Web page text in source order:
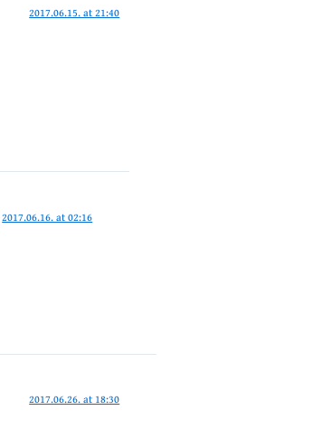
2017.06.15. at 21:40
2017.06.16. at 02:16
2017.06.26. at 18:30